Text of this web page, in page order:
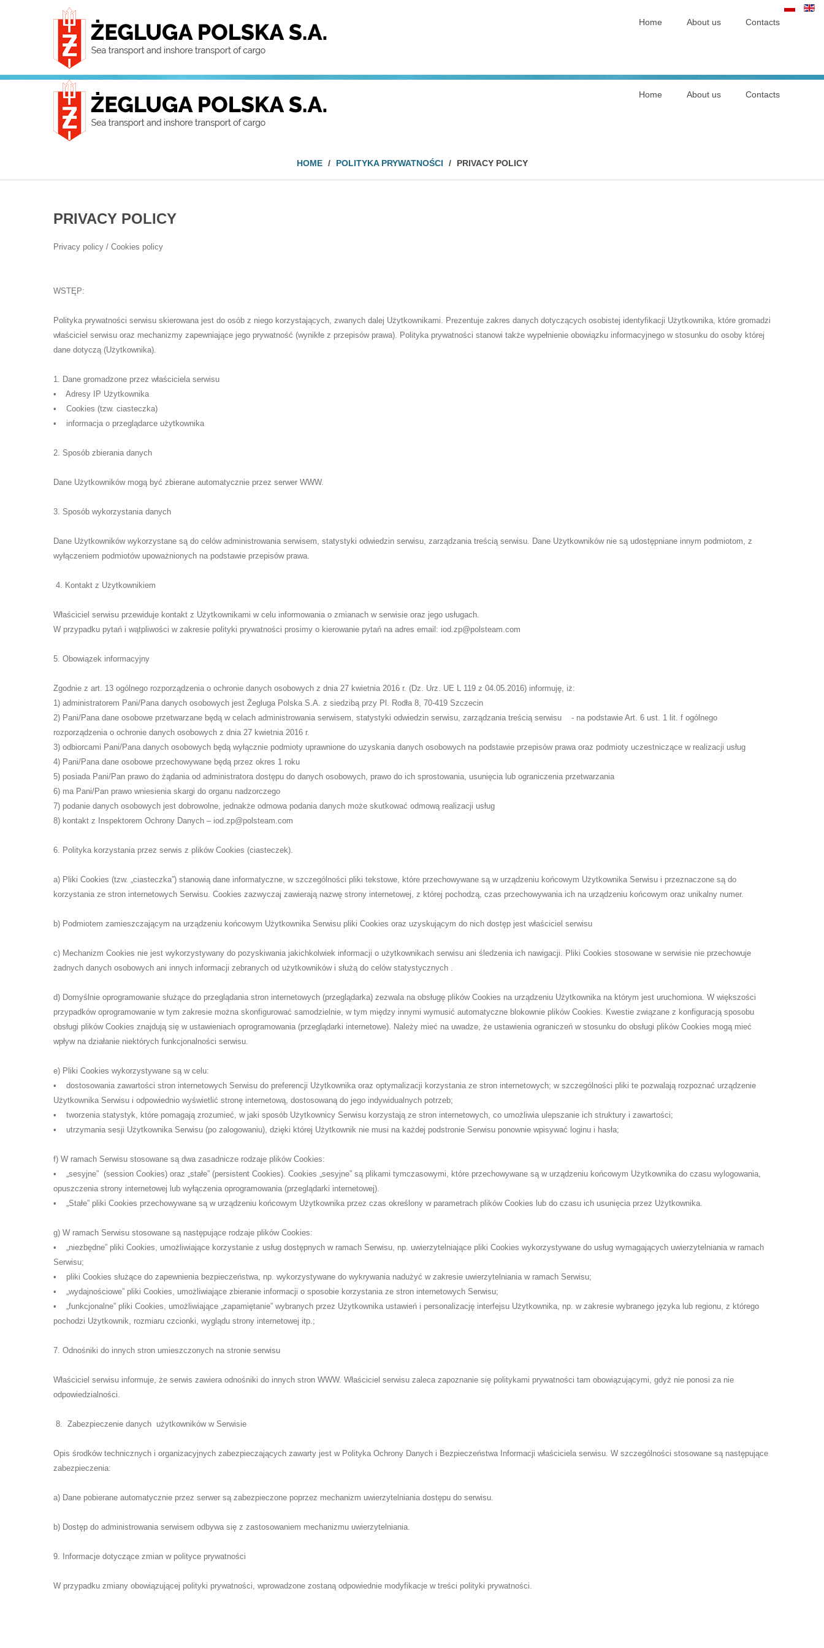
Home About us Contacts
Home About us Contacts
HOME / POLITYKA PRYWATNOŚCI / PRIVACY POLICY
PRIVACY POLICY
Privacy policy / Cookies policy
WSTĘP:
Polityka prywatności serwisu skierowana jest do osób z niego korzystających, zwanych dalej Użytkownikami. Prezentuje zakres danych dotyczących osobistej identyfikacji Użytkownika, które gromadzi
właściciel serwisu oraz mechanizmy zapewniające jego prywatność (wynikłe z przepisów prawa). Polityka prywatności stanowi także wypełnienie obowiązku informacyjnego w stosunku do osoby której
dane dotyczą (Użytkownika).
1. Dane gromadzone przez właściciela serwisu
• Adresy IP Użytkownika
• Cookies (tzw. ciasteczka)
• informacja o przeglądarce użytkownika
2. Sposób zbierania danych
Dane Użytkowników mogą być zbierane automatycznie przez serwer WWW.
3. Sposób wykorzystania danych
Dane Użytkowników wykorzystane są do celów administrowania serwisem, statystyki odwiedzin serwisu, zarządzania treścią serwisu. Dane Użytkowników nie są udostępniane innym podmiotom, z
wyłączeniem podmiotów upoważnionych na podstawie przepisów prawa.
4. Kontakt z Użytkownikiem
Właściciel serwisu przewiduje kontakt z Użytkownikami w celu informowania o zmianach w serwisie oraz jego usługach.
W przypadku pytań i wątpliwości w zakresie polityki prywatności prosimy o kierowanie pytań na adres email: iod.zp@polsteam.com
5. Obowiązek informacyjny
Zgodnie z art. 13 ogólnego rozporządzenia o ochronie danych osobowych z dnia 27 kwietnia 2016 r. (Dz. Urz. UE L 119 z 04.05.2016) informuję, iż:
1) administratorem Pani/Pana danych osobowych jest Żegluga Polska S.A. z siedzibą przy Pl. Rodła 8, 70-419 Szczecin
2) Pani/Pana dane osobowe przetwarzane będą w celach administrowania serwisem, statystyki odwiedzin serwisu, zarządzania treścią serwisu - na podstawie Art. 6 ust. 1 lit. f ogólnego
rozporządzenia o ochronie danych osobowych z dnia 27 kwietnia 2016 r.
3) odbiorcami Pani/Pana danych osobowych będą wyłącznie podmioty uprawnione do uzyskania danych osobowych na podstawie przepisów prawa oraz podmioty uczestniczące w realizacji usług
4) Pani/Pana dane osobowe przechowywane będą przez okres 1 roku
5) posiada Pani/Pan prawo do żądania od administratora dostępu do danych osobowych, prawo do ich sprostowania, usunięcia lub ograniczenia przetwarzania
6) ma Pani/Pan prawo wniesienia skargi do organu nadzorczego
7) podanie danych osobowych jest dobrowolne, jednakże odmowa podania danych może skutkować odmową realizacji usług
8) kontakt z Inspektorem Ochrony Danych – iod.zp@polsteam.com
6. Polityka korzystania przez serwis z plików Cookies (ciasteczek).
a) Pliki Cookies (tzw. „ciasteczka”) stanowią dane informatyczne, w szczególności pliki tekstowe, które przechowywane są w urządzeniu końcowym Użytkownika Serwisu i przeznaczone są do
korzystania ze stron internetowych Serwisu. Cookies zazwyczaj zawierają nazwę strony internetowej, z której pochodzą, czas przechowywania ich na urządzeniu końcowym oraz unikalny numer.
b) Podmiotem zamieszczającym na urządzeniu końcowym Użytkownika Serwisu pliki Cookies oraz uzyskującym do nich dostęp jest właściciel serwisu
c) Mechanizm Cookies nie jest wykorzystywany do pozyskiwania jakichkolwiek informacji o użytkownikach serwisu ani śledzenia ich nawigacji. Pliki Cookies stosowane w serwisie nie przechowuje
żadnych danych osobowych ani innych informacji zebranych od użytkowników i służą do celów statystycznych .
d) Domyślnie oprogramowanie służące do przeglądania stron internetowych (przeglądarka) zezwala na obsługę plików Cookies na urządzeniu Użytkownika na którym jest uruchomiona. W większości
przypadków oprogramowanie w tym zakresie można skonfigurować samodzielnie, w tym między innymi wymusić automatyczne blokownie plików Cookies. Kwestie związane z konfiguracją sposobu
obsługi plików Cookies znajdują się w ustawieniach oprogramowania (przeglądarki internetowe). Należy mieć na uwadze, że ustawienia ograniczeń w stosunku do obsługi plików Cookies mogą mieć
wpływ na działanie niektórych funkcjonalności serwisu.
e) Pliki Cookies wykorzystywane są w celu:
• dostosowania zawartości stron internetowych Serwisu do preferencji Użytkownika oraz optymalizacji korzystania ze stron internetowych; w szczególności pliki te pozwalają rozpoznać urządzenie
Użytkownika Serwisu i odpowiednio wyświetlić stronę internetową, dostosowaną do jego indywidualnych potrzeb;
• tworzenia statystyk, które pomagają zrozumieć, w jaki sposób Użytkownicy Serwisu korzystają ze stron internetowych, co umożliwia ulepszanie ich struktury i zawartości;
• utrzymania sesji Użytkownika Serwisu (po zalogowaniu), dzięki której Użytkownik nie musi na każdej podstronie Serwisu ponownie wpisywać loginu i hasła;
f) W ramach Serwisu stosowane są dwa zasadnicze rodzaje plików Cookies:
• „sesyjne” (session Cookies) oraz „stałe” (persistent Cookies). Cookies „sesyjne” są plikami tymczasowymi, które przechowywane są w urządzeniu końcowym Użytkownika do czasu wylogowania,
opuszczenia strony internetowej lub wyłączenia oprogramowania (przeglądarki internetowej).
• „Stałe” pliki Cookies przechowywane są w urządzeniu końcowym Użytkownika przez czas określony w parametrach plików Cookies lub do czasu ich usunięcia przez Użytkownika.
g) W ramach Serwisu stosowane są następujące rodzaje plików Cookies:
• „niezbędne” pliki Cookies, umożliwiające korzystanie z usług dostępnych w ramach Serwisu, np. uwierzytelniające pliki Cookies wykorzystywane do usług wymagających uwierzytelniania w ramach
Serwisu;
• pliki Cookies służące do zapewnienia bezpieczeństwa, np. wykorzystywane do wykrywania nadużyć w zakresie uwierzytelniania w ramach Serwisu;
• „wydajnościowe” pliki Cookies, umożliwiające zbieranie informacji o sposobie korzystania ze stron internetowych Serwisu;
• „funkcjonalne” pliki Cookies, umożliwiające „zapamiętanie” wybranych przez Użytkownika ustawień i personalizację interfejsu Użytkownika, np. w zakresie wybranego języka lub regionu, z którego
pochodzi Użytkownik, rozmiaru czcionki, wyglądu strony internetowej itp.;
7. Odnośniki do innych stron umieszczonych na stronie serwisu
Właściciel serwisu informuje, że serwis zawiera odnośniki do innych stron WWW. Właściciel serwisu zaleca zapoznanie się politykami prywatności tam obowiązującymi, gdyż nie ponosi za nie
odpowiedzialności.
8. Zabezpieczenie danych użytkowników w Serwisie
Opis środków technicznych i organizacyjnych zabezpieczających zawarty jest w Polityka Ochrony Danych i Bezpieczeństwa Informacji właściciela serwisu. W szczególności stosowane są następujące
zabezpieczenia:
a) Dane pobierane automatycznie przez serwer są zabezpieczone poprzez mechanizm uwierzytelniania dostępu do serwisu.
b) Dostęp do administrowania serwisem odbywa się z zastosowaniem mechanizmu uwierzytelniania.
9. Informacje dotyczące zmian w polityce prywatności
W przypadku zmiany obowiązującej polityki prywatności, wprowadzone zostaną odpowiednie modyfikacje w treści polityki prywatności.